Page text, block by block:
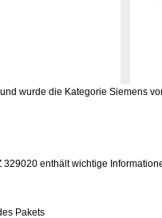
wurde die Kategorie Siemens
enthält wichtige
Pakets